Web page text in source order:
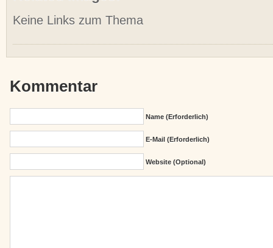
Keine Links zum Thema
Kommentar
Name (erforderlich)
E-Mail (erforderlich)
Website (Optional)